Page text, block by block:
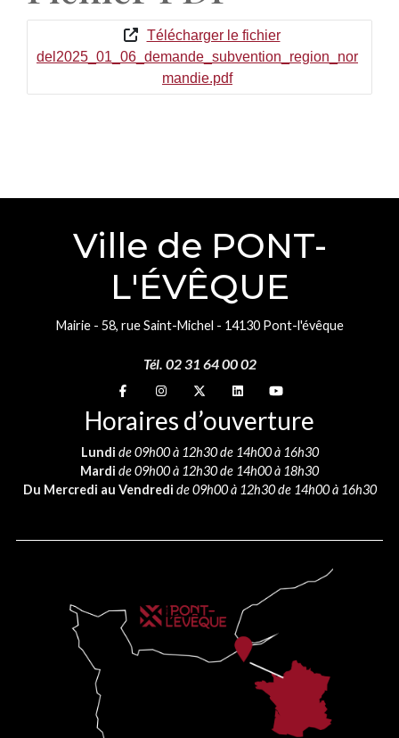
Télécharger le fichier
del2025_01_06_demande_subvention_region_nor
mandie.pdf
Ville de PONT-
L'ÉVÊQUE
Mairie - 58, rue Saint-Michel - 14130 Pont-l'évêque
Tél. 02 31 64 00 02
Suivez-nous sur
Suivez-nous sur
Suivez-nous sur
Suivez-nous sur
Suivez-nous sur
Horaires d’ouverture
Lundi de 09h00 à 12h30 de 14h00 à 16h30
Mardi de 09h00 à 12h30 de 14h00 à 18h30
Du Mercredi au Vendredi de 09h00 à 12h30 de 14h00 à 16h30